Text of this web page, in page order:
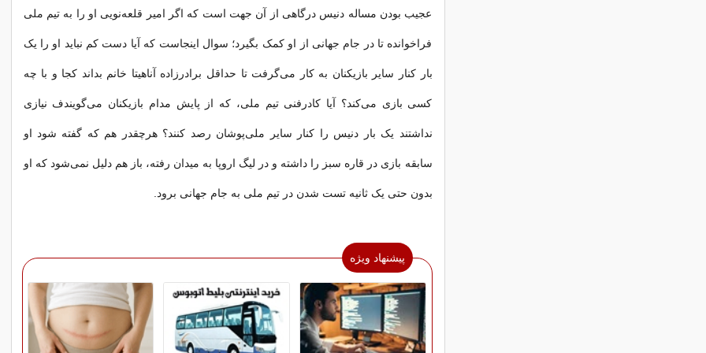
عجیب بودن مساله دنیس درگاهی از آن جهت است که اگر امیر قلعه‌نویی او را به تیم ملی
فراخوانده تا در جام جهانی از او کمک بگیرد؛ سوال اینجاست که آیا دست کم نباید او را یک
بار کنار سایر بازیکنان به کار می‌گرفت تا حداقل برادرزاده آناهیتا خانم بداند کجا و با چه
کسی بازی می‌کند؟ آیا کادرفنی تیم ملی، که از پایش مدام بازیکنان می‌گویندف نیازی
نداشتند یک بار دنیس را کنار سایر ملی‌پوشان رصد کنند؟ هرچقدر هم که گفته شود او
سابقه بازی در قاره سبز را داشته و در لیگ اروپا به میدان رفته، باز هم دلیل نمی‌شود که او
بدون حتی یک ثانیه تست شدن در تیم ملی به جام جهانی برود.
پیشنهاد ویژه